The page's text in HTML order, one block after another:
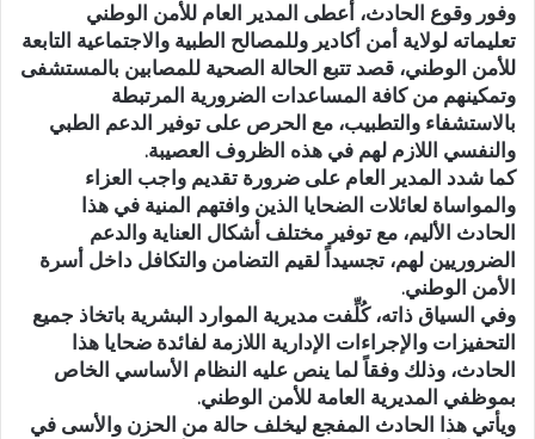
وفور وقوع الحادث، أعطى المدير العام للأمن الوطني
تعليماته لولاية أمن أكادير وللمصالح الطبية والاجتماعية التابعة
للأمن الوطني، قصد تتبع الحالة الصحية للمصابين بالمستشفى
وتمكينهم من كافة المساعدات الضرورية المرتبطة
بالاستشفاء والتطبيب، مع الحرص على توفير الدعم الطبي
والنفسي اللازم لهم في هذه الظروف العصيبة.
كما شدد المدير العام على ضرورة تقديم واجب العزاء
والمواساة لعائلات الضحايا الذين وافتهم المنية في هذا
الحادث الأليم، مع توفير مختلف أشكال العناية والدعم
الضروريين لهم، تجسيداً لقيم التضامن والتكافل داخل أسرة
الأمن الوطني.
وفي السياق ذاته، كُلِّفت مديرية الموارد البشرية باتخاذ جميع
التحفيزات والإجراءات الإدارية اللازمة لفائدة ضحايا هذا
الحادث، وذلك وفقاً لما ينص عليه النظام الأساسي الخاص
بموظفي المديرية العامة للأمن الوطني.
ويأتي هذا الحادث المفجع ليخلف حالة من الحزن والأسى في